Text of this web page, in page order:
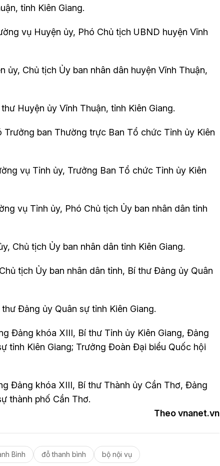
tỉnh Kiên Giang.
vụ Huyện ủy, Phó Chủ tịch UBND huyện Vĩnh
ủy, Chủ tịch Ủy ban nhân dân huyện Vĩnh Thuận,
Huyện ủy Vĩnh Thuận, tỉnh Kiên Giang.
Trưởng ban Thường trực Ban Tổ chức Tỉnh ủy Kiên
vụ Tỉnh ủy, Trưởng Ban Tổ chức Tỉnh ủy Kiên
vụ Tỉnh ủy, Phó Chủ tịch Ủy ban nhân dân tỉnh
Chủ tịch Ủy ban nhân dân tỉnh Kiên Giang.
tịch Ủy ban nhân dân tỉnh, Bí thư Đảng ủy Quân
Đảng ủy Quân sự tỉnh Kiên Giang.
Đảng khóa XIII, Bí thư Tỉnh ủy Kiên Giang, Đảng
tỉnh Kiên Giang; Trưởng Đoàn Đại biểu Quốc hội
Đảng khóa XIII, Bí thư Thành ủy Cần Thơ, Đảng
thành phố Cần Thơ.
Theo vnanet.vn
Bình đỗ thanh bình bộ nội vụ